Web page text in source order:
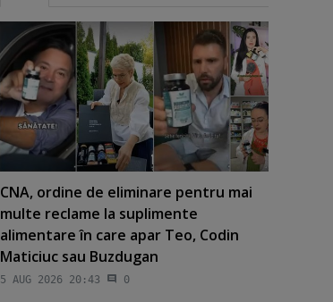
CNA, ordine de eliminare pentru mai
multe reclame la suplimente
alimentare în care apar Teo, Codin
Maticiuc sau Buzdugan
5 AUG 2026 20:43 0